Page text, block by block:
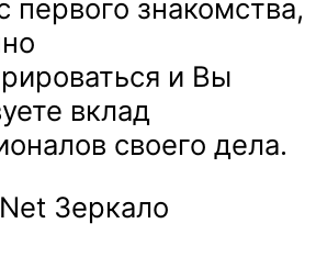
первого знакомства,
и Вы
вклад
своего дела.